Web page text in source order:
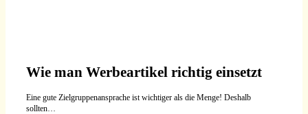
Wie man Werbeartikel richtig einsetzt
Eine gute Zielgruppenansprache ist wichtiger als die Menge! Deshalb
sollten…